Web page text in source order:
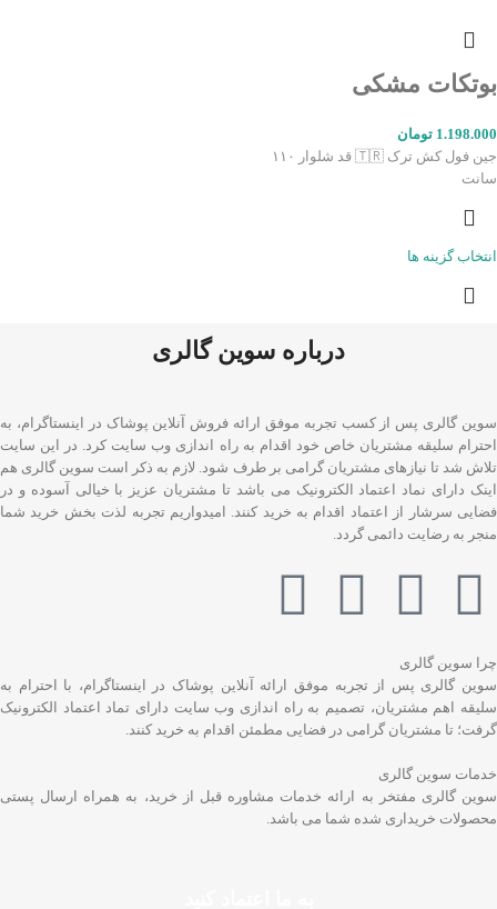
بوتکات مشکی
1.198.000 تومان
جین فول کش ترک 🇹🇷 قد شلوار ۱۱۰
سانت
انتخاب گزینه ها
درباره سوین گالری
سوین گالری پس از کسب تجربه موفق ارائه فروش آنلاین پوشاک در اینستاگرام، به
احترام سلیقه مشتریان خاص خود اقدام به راه اندازی وب سایت کرد. در این سایت
تلاش شد تا نیازهای مشتریان گرامی بر طرف شود. لازم به ذکر است سوین گالری هم
اینک دارای نماد اعتماد الکترونیک می باشد تا مشتریان عزیز با خیالی آسوده و در
فضایی سرشار از اعتماد اقدام به خرید کنند. امیدواریم تجربه لذت بخش خرید شما
منجر به رضایت دائمی گردد.
چرا سوین گالری
سوین گالری پس از تجربه موفق ارائه آنلاین پوشاک در اینستاگرام، با احترام به
سلیقه اهم مشتریان، تصمیم به راه اندازی وب سایت دارای تماد اعتماد الکترونیک
گرفت؛ تا مشتریان گرامی در فضایی مطمئن اقدام به خرید کنند.
خدمات سوین گالری
سوین گالری مفتخر به ارائه خدمات مشاوره قبل از خرید، به همراه ارسال پستی
محصولات خریداری شده شما می باشد.